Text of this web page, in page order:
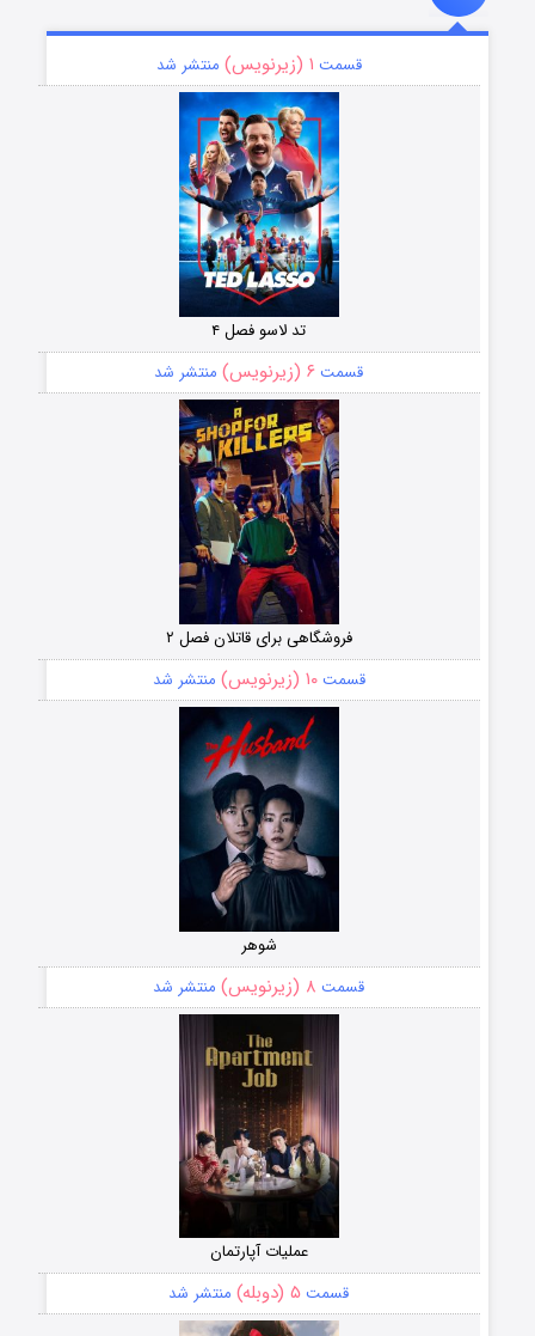
قسمت ۱ (زیرنویس) منتشر شد
تد لاسو فصل ۴
قسمت ۶ (زیرنویس) منتشر شد
فروشگاهی برای قاتلان فصل ۲
قسمت۱۰ (زیرنویس) منتشر شد
شوهر
قسمت ۸ (زیرنویس) منتشر شد
عملیات آپارتمان
قسمت ۵ (دوبله) منتشر شد